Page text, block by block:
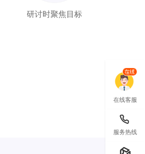
研讨时聚焦目标
在线客服
服务热线